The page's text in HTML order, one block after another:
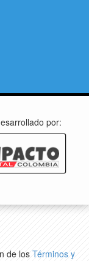
por:
de los Términos y